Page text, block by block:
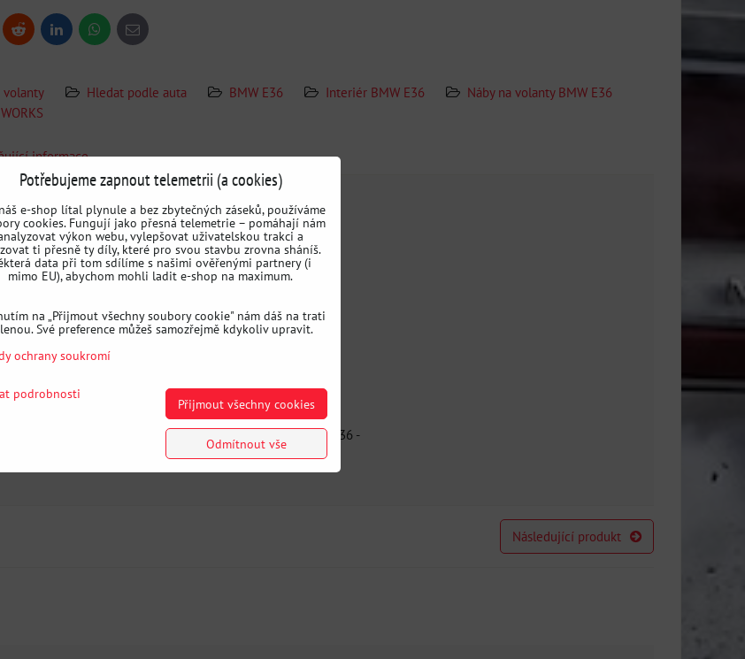
Reddit LinkedInWhatsApp
E-
mail
volanty Hledat podle auta BMW E36 Interiér BMW E36
Náby na volanty BMW E36
informace
BMW Z3 E36 -
Sportovní náboj volantu BMW Z3 E36 -
(nába na volant)
Následující produkt
Potřebujeme zapnout telemetrii (a cookies)
e-shop lítal plynule a bez zbytečných záseků, používáme
cookies. Fungují jako přesná telemetrie – pomáhají nám
výkon webu, vylepšovat uživatelskou trakci a
ti přesně ty díly, které pro svou stavbu zrovna sháníš.
data při tom sdílíme s našimi ověřenými partnery (i
mimo EU), abychom mohli ladit e-shop na maximum.
na „Přijmout všechny soubory cookie" nám dáš na trati
Své preference můžeš samozřejmě kdykoliv upravit.
ochrany soukromí
podrobnosti
Přijmout všechny cookies
Odmítnout vše